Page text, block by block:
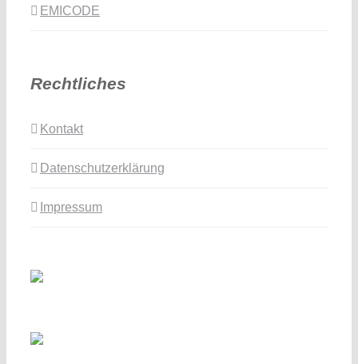
EMICODE
Rechtliches
Kontakt
Datenschutzerklärung
Impressum